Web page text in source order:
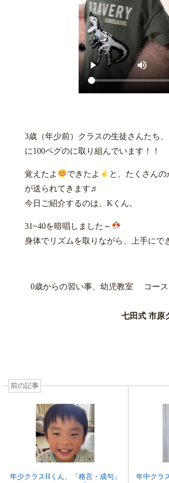
3歳（年少前）クラスの生徒さんたち
に100ペグのに取り組んでいます！！
覚えたよ できたよ
と、たくさん
が送られてきます♬
今日ご紹介するのは、Kくん。
31~40を暗唱しました～
身体でリズムを取りながら、上手にで
0歳からの習い事、幼児教室 コース
七田式 市
前の記事
年少クラスHくん、「格言・成句」
年中クラ